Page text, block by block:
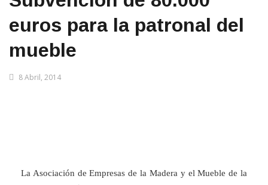
euros para la patronal del
mueble
8 Abril, 2014
La Asociación de Empresas de la Madera y el Mueble de la